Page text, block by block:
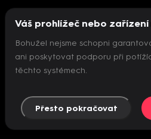
Nepodařilo se
Váš prohlížeč nebo
Bohužel nejsme schopni
ani poskytovat podporu při
těchto systémech.
Přesto pokračovat